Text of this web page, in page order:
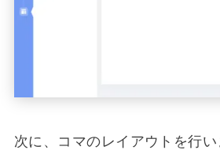
次に、コマのレイアウトを行い